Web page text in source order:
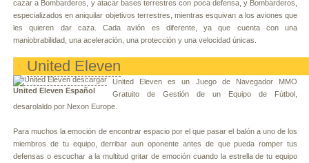
cazar a Bombarderos, y atacar bases terrestres con poca defensa, y Bombarderos,
especializados en aniquilar objetivos terrestres, mientras esquivan a los aviones que
les quieren dar caza. Cada avión es diferente, ya que cuenta con una
maniobrabilidad, una aceleración, una protección y una velocidad únicas.
United Eleven
United Eleven Español
United Eleven es un Juego de Navegador MMO
Gratuito de Gestión de un Equipo de Fútbol,
desarolaldo por Nexon Europe.
Para muchos la emoción de encontrar espacio por el que pasar el balón a uno de los
miembros de tu equipo, derribar aun oponente antes de que pueda romper tus
defensas o escuchar a la multitud gritar de emoción cuando la estrella de tu equipo